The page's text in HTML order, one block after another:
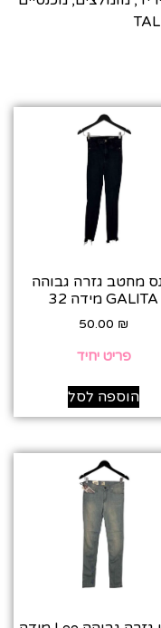
מחטב גזרה גבוהה
GALITA מידה 32
50.00 ₪
פריט יחיד
הוספה לסל